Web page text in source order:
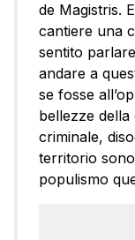
de Magistris.
cantiere una
sentito
andare a
se fosse
bellezze
criminale,
territorio
populismo